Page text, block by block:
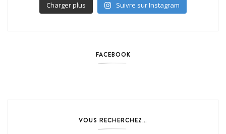
Charger plus Suivre sur Instagram
FACEBOOK
VOUS RECHERCHEZ…